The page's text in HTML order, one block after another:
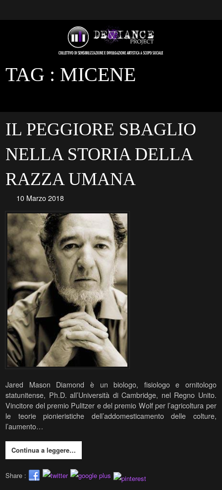
TAG : MICENE
IL PEGGIORE SBAGLIO
NELLA STORIA DELLA
RAZZA UMANA
10 Marzo 2018
Jared Mason Diamond è un biologo, fisiologo e ornitologo
statunitense, Ph.D. all’Università di Cambridge, nel Regno Unito.
Vincitore del premio Pulitzer e del premio Wolf per l’agricoltura per
le teorie pionieristiche dell’addomesticamento delle colture,
l’aumento…
Continua a leggere…
Share :